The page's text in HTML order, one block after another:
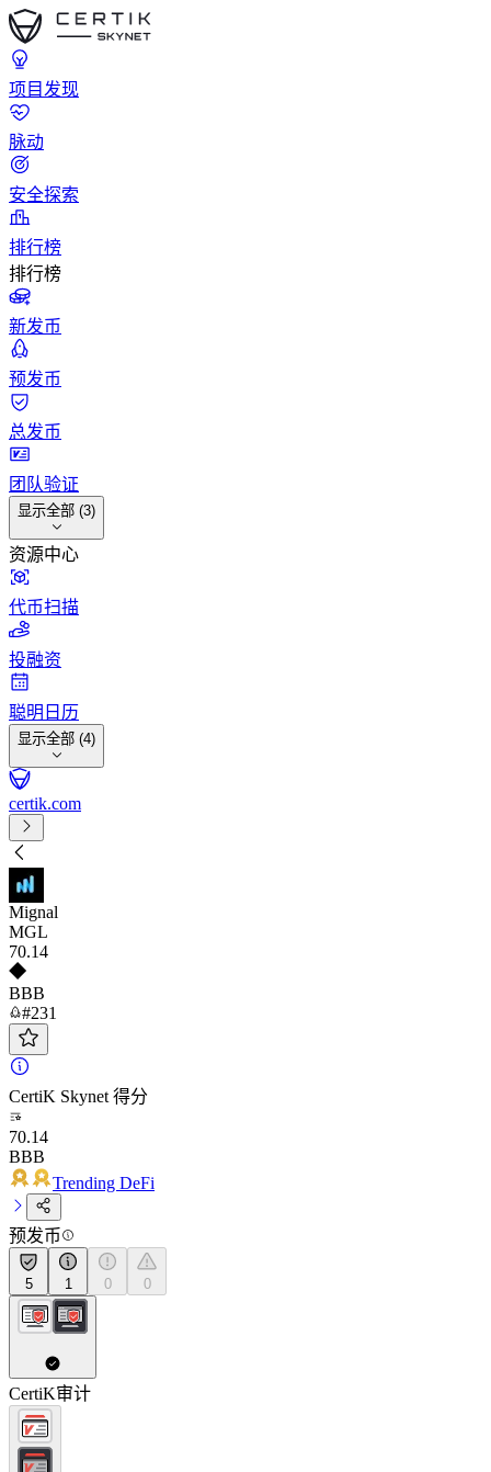
项目发现
脉动
安全探索
排行榜
排行榜
新发币
预发币
总发币
团队验证
显示全部 (3)
资源中心
代币扫描
投融资
聪明日历
显示全部 (4)
certik.com
Mignal
MGL
70.14
BBB
#231
CertiK Skynet 得分
70.14
BBB
Trending DeFi
预发币
5 1 0 0
CertiK审计